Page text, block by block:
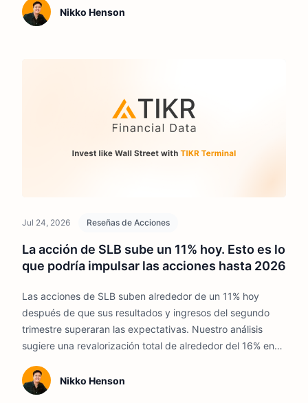
Nikko Henson
Jul 24, 2026 Reseñas de Acciones
La acción de SLB sube un 11% hoy. Esto es lo
que podría impulsar las acciones hasta 2026
Las acciones de SLB suben alrededor de un 11% hoy
después de que sus resultados y ingresos del segundo
trimestre superaran las expectativas. Nuestro análisis
sugiere una revalorización total de alrededor del 16% en
mar, ChampionX, el crecimiento de Digital y una
recuperación en Oriente Medio respaldan las
Nikko Henson